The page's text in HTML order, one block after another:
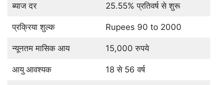
ब्याज दर 25.55% प्रतिवर्ष से शुरू
प्रक्रिया शुल्क Rupees 90 to 2000
न्यूनतम मासिक आय 15,000 रुपये
आयु आवश्यक 18 से 56 वर्ष